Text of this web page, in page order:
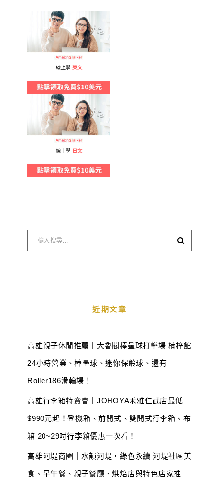
線上學 英文
線上學 日文
近期文章
高雄親子休閒推薦｜大魯閣棒壘球打擊場 楠梓館
24小時營業、棒壘球、迷你保齡球、還有
Roller186滑輪場！
高雄行李箱特賣會｜JOHOYA禾雅仁武店最低
$990元起！登機箱、前開式、雙開式行李箱、布
箱 20~29吋行李箱優惠一次看！
高雄河堤商圈｜水韻河堤‧綠色永續 河堤社區美
食、早午餐、親子餐廳、烘焙店與特色店家推